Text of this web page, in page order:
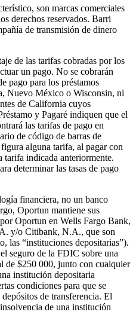
son marcas comerciales
derechos reservados. Barri
de transmisión de dinero
de las tarifas cobradas por los
un pago. No se cobrarán
pago para los préstamos
Nuevo México o Wisconsin, ni
de California cuyos
y Pagaré indiquen que el
las tarifas de pago en
de código de barras de
alguna tarifa, al pagar con
tarifa indicada anteriormente.
determinar las tasas de pago
financiera, no un banco
Oportun mantiene sus
Oportun en Wells Fargo Bank,
y/o Citibank, N.A., que son
las “instituciones depositarias”).
seguro de la FDIC sobre una
de $250 000, junto con cualquier
institución depositaria
condiciones para que se
de transferencia. El
de una institución